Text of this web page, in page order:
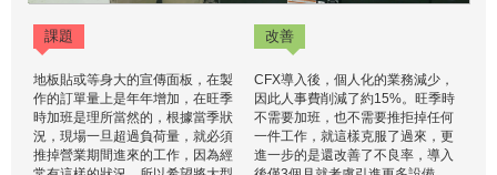
課題 改善
地板貼或等身大的宣傳面板，在製
作的訂單量上是年年增加，在旺季
時加班是理所當然的，根據當季狀
況，現場一旦超過負荷量，就必須
推掉營業期間進來的工作，因為經
CFX導入後，個人化的業務減少，
因此人事費削減了約15%。旺季時
不需要加班，也不需要推拒掉任何
一件工作，就這樣克服了過來，更
進一步的是還改善了不良率，導入